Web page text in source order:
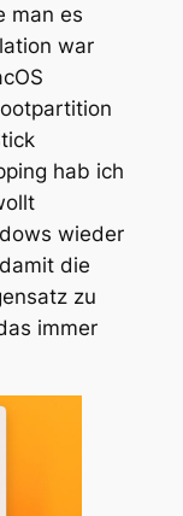
man es
war
hab ich
wieder
die
zu
immer